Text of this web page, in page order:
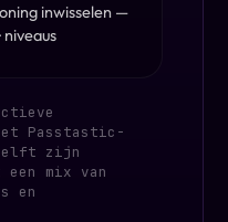
inwisselen —
niveaus
Passtastic-
helft zijn
mix van
en